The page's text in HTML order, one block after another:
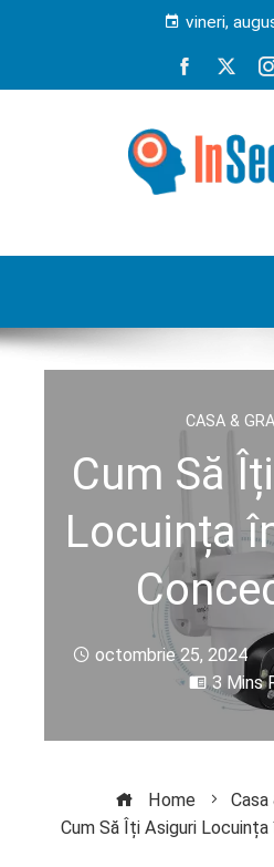
vineri,
CASA &
Cum Să
Locuința
octombrie 25, 2024
3 Mins
Home
Casa
Cum Să Îți Asiguri